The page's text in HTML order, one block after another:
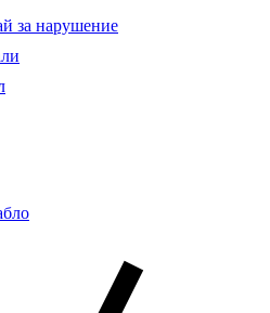
за нарушение